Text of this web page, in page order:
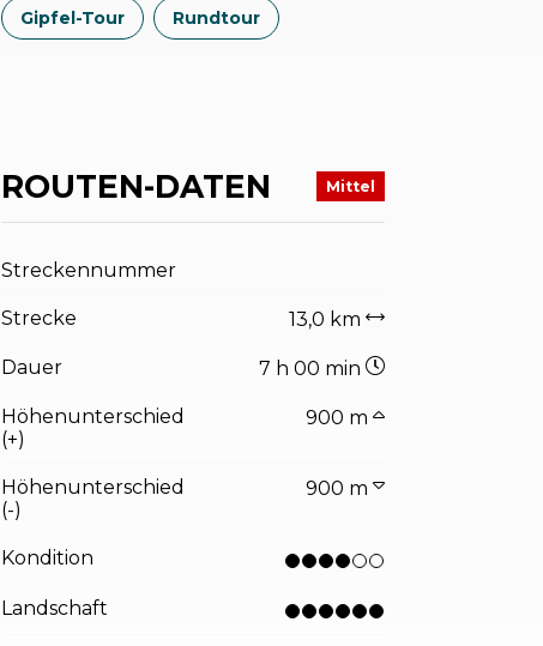
Gipfel-Tour Rundtour
ROUTEN-DATEN Mittel
Streckennummer
Strecke 13,0 km
Dauer 7 h 00 min
Höhenunterschied
(+)
900 m
Höhenunterschied
(-)
900 m
Kondition
Landschaft